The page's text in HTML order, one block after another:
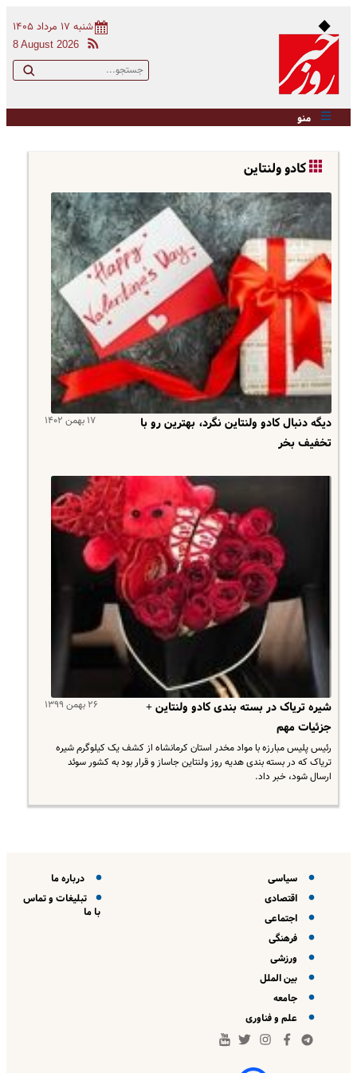
شنبه ۱۷ مرداد ۱۴۰۵
8 August 2026
منو
کادو ولنتاین
۱۷ بهمن ۱۴۰۲
دیگه دنبال کادو ولنتاین نگرد، بهترین رو با
تخفیف بخر
۲۶ بهمن ۱۳۹۹
شیره تریاک در بسته بندی کادو ولنتاین +
جزئیات مهم
رئیس پلیس مبارزه با مواد مخدر استان کرمانشاه از کشف یک کیلوگرم شیره
تریاک که در بسته بندی هدیه روز ولنتاین جاساز و قرار بود به کشور سوئد
ارسال شود، خبر داد.
سیاسی
اقتصادی
اجتماعی
فرهنگی
ورزشی
بین الملل
جامعه
علم و فناوری
درباره ما
تبلیغات و تماس
با ما